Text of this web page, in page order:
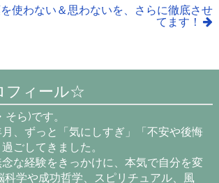
使わない＆思わないを、さらに徹底させ
てます！
フィール☆
ら)です。
、ずっと「気にしすぎ」「不安や後悔
ごしてきました。
な経験をきっかけに、本気で自分を変
科学や成功哲学、スピリチュアル、風